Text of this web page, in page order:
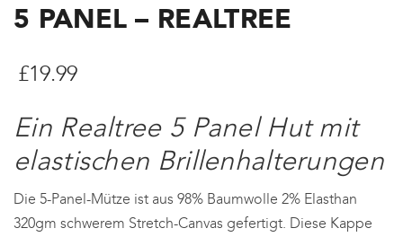
5 PANEL – REALTREE
£19.99
Ein Realtree 5 Panel Hut mit
elastischen Brillenhalterungen
Die 5-Panel-Mütze ist aus 98% Baumwolle 2% Elasthan
320gm schwerem Stretch-Canvas gefertigt. Diese Kappe